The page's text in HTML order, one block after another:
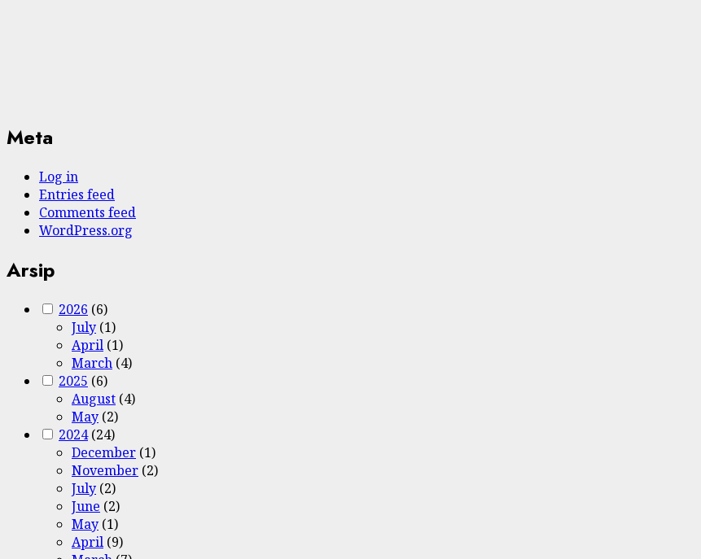
Meta
Log in
Entries feed
Comments feed
WordPress.org
Arsip
2026 (6)
July (1)
April (1)
March (4)
2025 (6)
August (4)
May (2)
2024(24)
December (1)
November (2)
July (2)
June (2)
May (1)
April (9)